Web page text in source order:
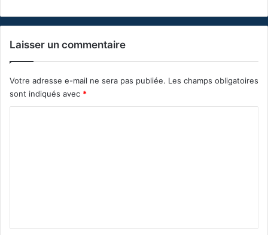
Laisser un commentaire
Votre adresse e-mail ne sera pas publiée. Les champs obligatoires
sont indiqués avec *